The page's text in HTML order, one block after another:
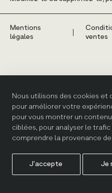
Nous utilisons des cookies et
pour améliorer votre
pour vous montrer un
ciblées, pour analyser le
comprendre la provenance
J'accepte Je
Mentions
légales
ventes